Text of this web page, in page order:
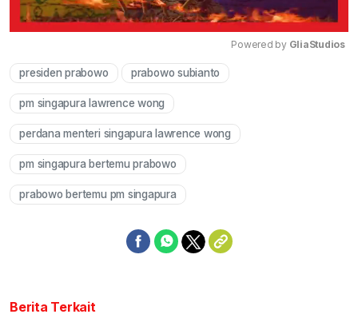
Powered by GliaStudios
presiden prabowo prabowo subianto
pm singapura lawrence wong
perdana menteri singapura lawrence wong
pm singapura bertemu prabowo
prabowo bertemu pm singapura
Berita Terkait